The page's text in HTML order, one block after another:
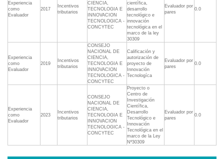
Experiencia
como
Evaluador
2017
Incentivos
tributarios
CIENCIA,
TECNOLOGIA E
INNOVACION
TECNOLOGICA -
CONCYTEC
científica,
desarrollo
tecnológico e
innovación
tecnológica en el
marco de la ley
30309
Evaluador por
pares
0.0
Experiencia
como
Evaluador
2019
Incentivos
tributarios
CONSEJO
NACIONAL DE
CIENCIA,
TECNOLOGIA E
INNOVACION
TECNOLOGICA -
CONCYTEC
Calificación y
autorización de
proyecto de
Innovación
Tecnologíca
Evaluador por
pares
0.0
Experiencia
como
Evaluador
2023
Incentivos
tributarios
CONSEJO
NACIONAL DE
CIENCIA,
TECNOLOGIA E
INNOVACION
TECNOLOGICA -
CONCYTEC
Proyecto o
Centro de
Investigación
Científica,
Desarrollo
Tecnológico e
Innovación
Tecnológica en el
marco de la Ley
Nº30309
Evaluador por
pares
0.0